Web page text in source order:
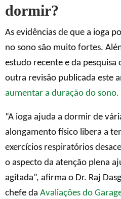
dormir?
As evidências de que a ioga
no sono são muito fortes.
estudo recente e da pesquisa
outra revisão publicada este
aumentar a duração do sono.
“A ioga ajuda a dormir de
alongamento físico libera a
exercícios respiratórios
o aspecto da atenção plena
agitada”, afirma o Dr. Raj
chefe da Avaliações do